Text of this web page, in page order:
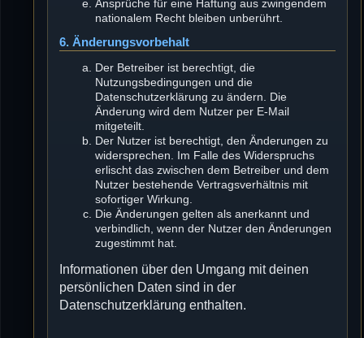
Ansprüche für eine Haftung aus zwingendem
nationalem Recht bleiben unberührt.
6. Änderungsvorbehalt
Der Betreiber ist berechtigt, die
Nutzungsbedingungen und die
Datenschutzerklärung zu ändern. Die
Änderung wird dem Nutzer per E-Mail
mitgeteilt.
Der Nutzer ist berechtigt, den Änderungen zu
widersprechen. Im Falle des Widerspruchs
erlischt das zwischen dem Betreiber und dem
Nutzer bestehende Vertragsverhältnis mit
sofortiger Wirkung.
Die Änderungen gelten als anerkannt und
verbindlich, wenn der Nutzer den Änderungen
zugestimmt hat.
Informationen über den Umgang mit deinen
persönlichen Daten sind in der
Datenschutzerklärung enthalten.